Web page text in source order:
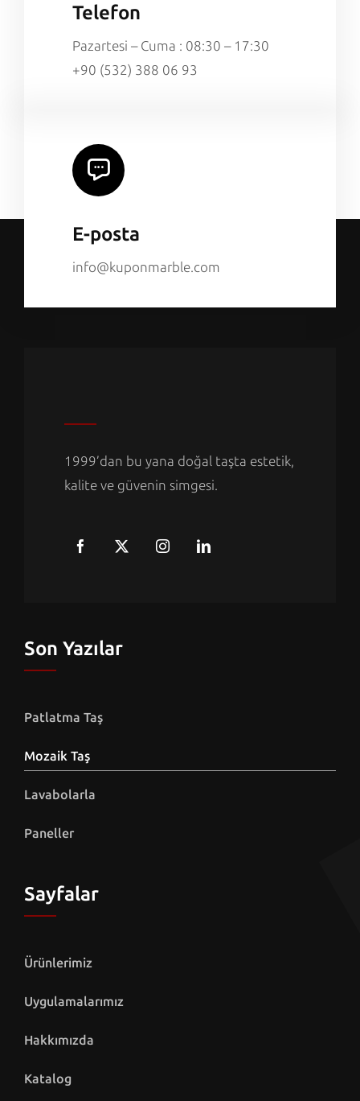
Telefon
Pazartesi – Cuma : 08:30 – 17:30
+90 (532) 388 06 93
E-posta
info@kuponmarble.com
1999’dan bu yana doğal taşta estetik,
kalite ve güvenin simgesi.
Son Yazılar
Patlatma Taş
Mozaik Taş
Lavabolarla
Paneller
Sayfalar
Ürünlerimiz
Uygulamalarımız
Hakkımızda
Katalog